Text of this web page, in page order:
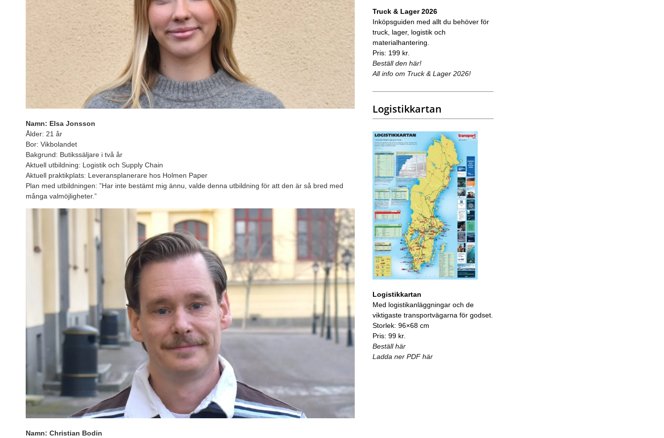
Namn: Elsa Jonsson
Ålder: 21 år
Bor: Vikbolandet
Bakgrund: Butikssäljare i två år
Aktuell utbildning: Logistik och Supply Chain
Aktuell praktikplats: Leveransplanerare hos Holmen Paper
Plan med utbildningen: ”Har inte bestämt mig ännu, valde denna utbildning för att den är så bred med
många valmöjligheter.”
Namn: Christian Bodin
Truck & Lager 2026
Inköpsguiden med allt du behöver för
truck, lager, logistik och
materialhantering.
Pris: 199 kr.
Beställ den här!
All info om Truck & Lager 2026!
Logistikkartan
Logistikkartan
Med logistikanläggningar och de
viktigaste transportvägarna för godset.
Storlek: 96×68 cm
Pris: 99 kr.
Beställ här
Ladda ner PDF här